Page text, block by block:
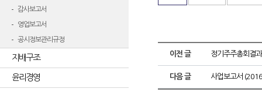
감사보고서
영업보고서
공시정보관리규정
지배구조
윤리경영
이전 글 정기주주총회결과
다음 글 사업보고서